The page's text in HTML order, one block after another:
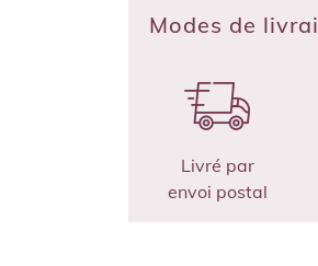
Modes de
Livré par
envoi postal